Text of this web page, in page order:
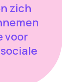
zich
voor